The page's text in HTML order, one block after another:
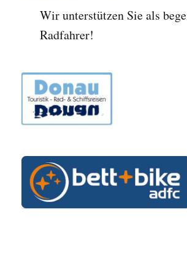
Wir unterstützen Sie als
Radfahrer!